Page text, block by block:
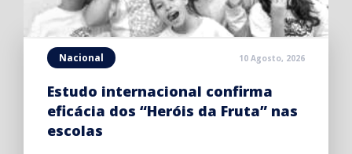
Nacional 10 Agosto, 2026
Estudo internacional confirma
eficácia dos “Heróis da Fruta” nas
escolas